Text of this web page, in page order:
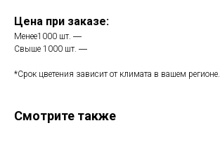
Цена при заказе:
Менее1000 шт. ―
Свыше 1000 шт. ―
*Срок цветения зависит от климата в вашем регионе.
Смотрите также